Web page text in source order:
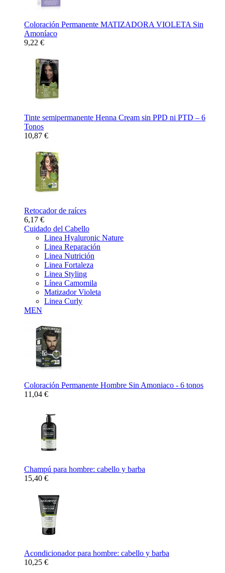
Coloración Permanente MATIZADORA VIOLETA Sin
Amoníaco
9,22 €
Tinte semipermanente Henna Cream sin PPD ni PTD – 6
Tonos
10,87 €
Retocador de raíces
6,17 €
Cuidado del Cabello
Linea Hyaluronic Nature
Linea Reparación
Linea Nutrición
Linea Fortaleza
Linea Styling
Línea Camomila
Matizador Violeta
Linea Curly
MEN
Coloración Permanente Hombre Sin Amoniaco - 6 tonos
11,04 €
Champú para hombre: cabello y barba
15,40 €
Acondicionador para hombre: cabello y barba
10,25 €